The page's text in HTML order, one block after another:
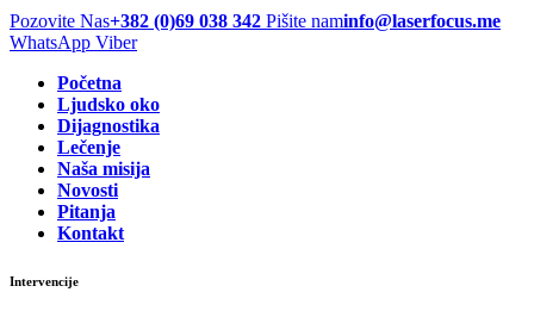
Pozovite Nas+382 (0)69 038 342 Pišite naminfo@laserfocus.me
WhatsApp Viber
Početna
Ljudsko oko
Dijagnostika
Lečenje
Naša misija
Novosti
Pitanja
Kontakt
Intervencije